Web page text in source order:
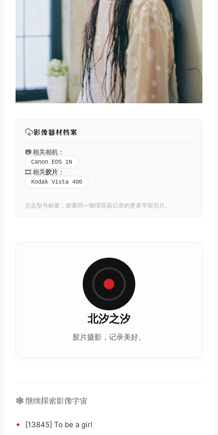
影像器材档案
📷 相关相机：
Canon EOS 1N
🎞️ 相关胶片 ：
Kodak Vista 400
点击型号标签，探索同一物理容器记录的更多宇宙切片。
北汐之汐
胶片摄影 ，记录美好。
🕸️ 继续探索影像宇宙
• [13845] To be a girl